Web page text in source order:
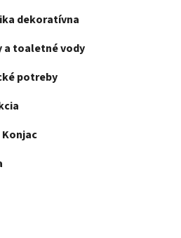
dekoratívna
a toaletné vody
potreby